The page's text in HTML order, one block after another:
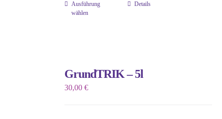
Ausführung
wählen
Dieses
auf.
Details
GrundTRIK – 5l
30,00€